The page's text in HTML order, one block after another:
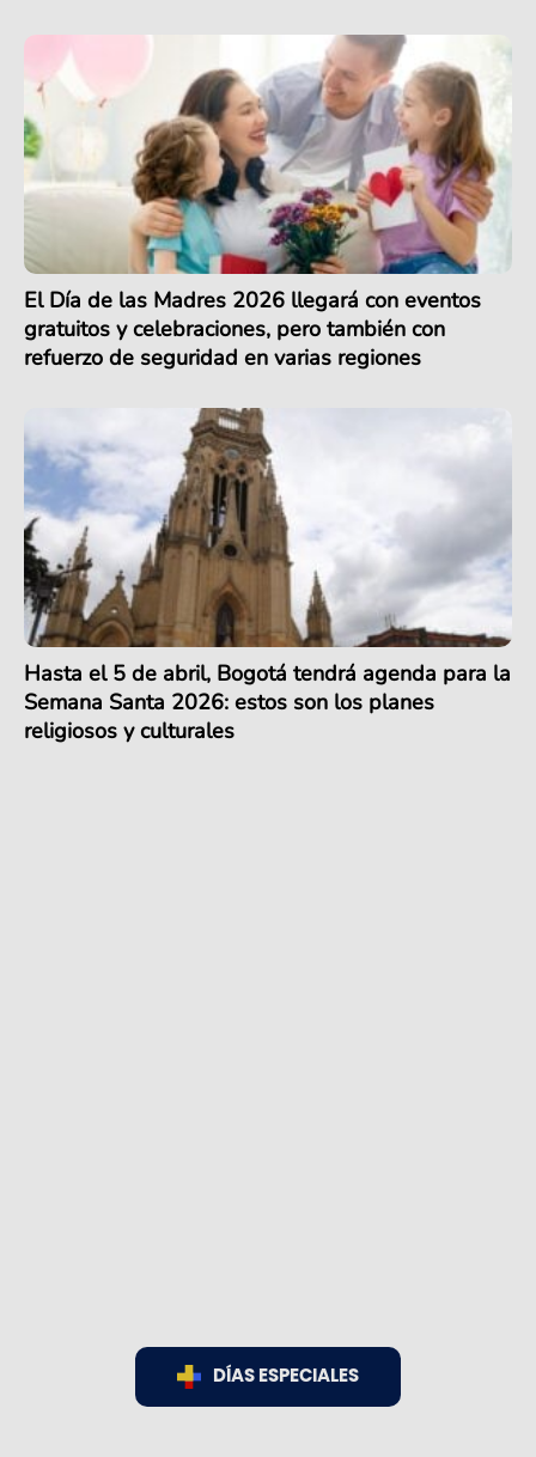
El Día de las Madres 2026 llegará con eventos
gratuitos y celebraciones, pero también con
refuerzo de seguridad en varias regiones
Hasta el 5 de abril, Bogotá tendrá agenda para la
Semana Santa 2026: estos son los planes
religiosos y culturales
DÍAS ESPECIALES